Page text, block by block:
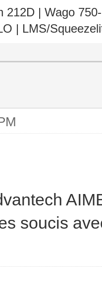
212D | Wago
| LMS/
soucis